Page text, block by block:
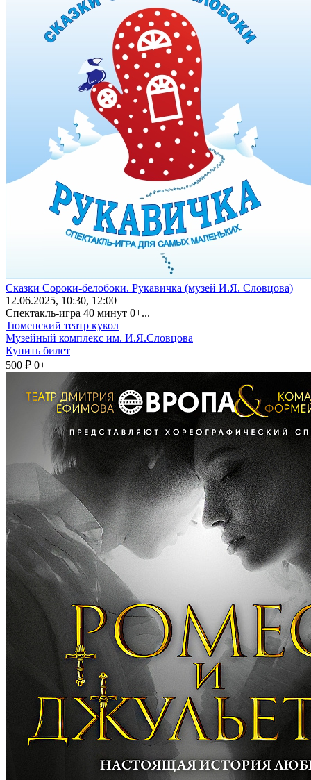
Сказки Сороки-белобоки. Рукавичка (музей И.Я. Словцова)
12.06.2025, 10:30, 12:00
Спектакль-игра 40 минут 0+...
Тюменский театр кукол
Музейный комплекс им. И.Я.Словцова
Купить билет
500 ₽ 0+